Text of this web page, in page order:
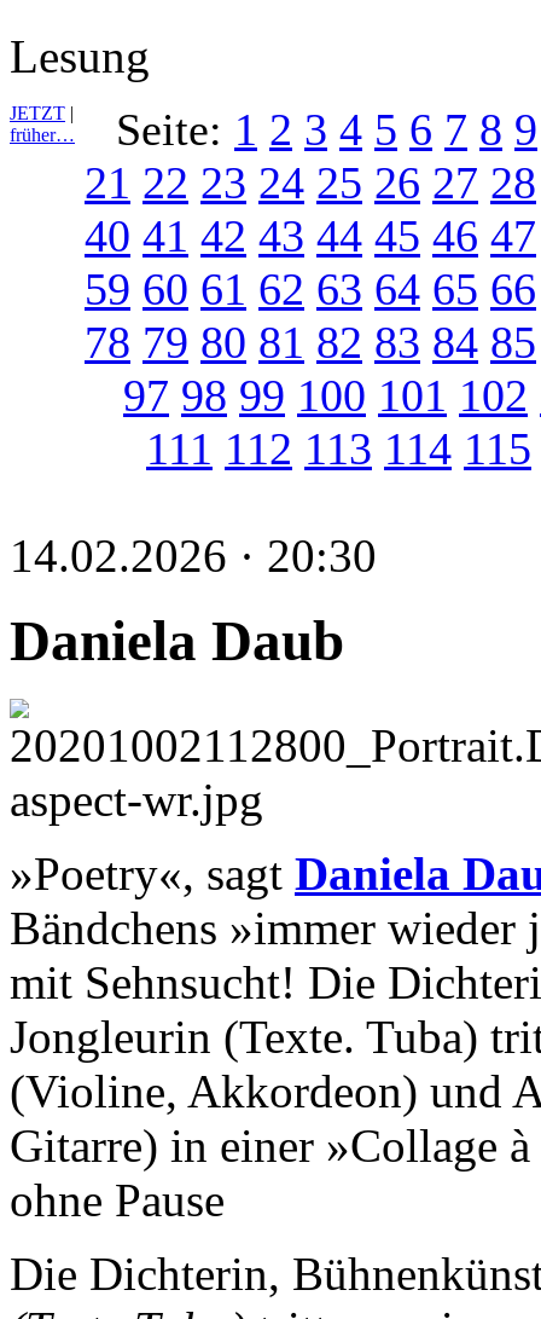
Lesung
JETZT |
früher…
Seite: 1 2 3 4 5 6 7 8 9
21 22 23 24 25 26 27 28
40 41 42 43 44 45 46 47
59 60 61 62 63 64 65 66
78 79 80 81 82 83 84 85
97 98 99 100 101 102
111 112 113 114 115
14.02.2026 · 20:30
Daniela Daub
»Poetry«, sagt Daniela
Bändchens »immer wieder
mit Sehnsucht! Die
Jongleurin (Texte. Tuba)
(Violine, Akkordeon) und
Gitarre) in einer »Collage
ohne Pause
Die Dichterin,